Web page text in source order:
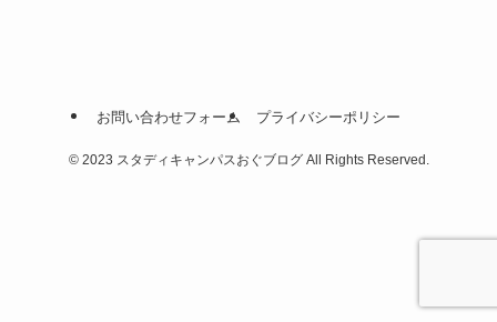
お問い合わせフォーム プライバシーポリシー
©2023 スタディキャンパスおぐブログ All Rights Reserved.